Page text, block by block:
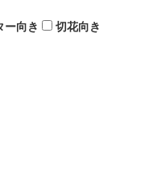
ー向き
切花向き